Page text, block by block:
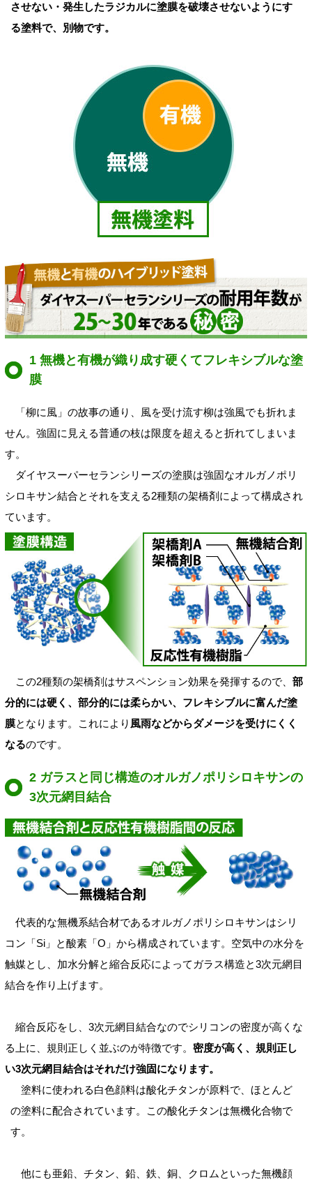
させない・発生したラジカルに塗膜を破壊させないようにす
る塗料で、別物です。
1 無機と有機が織り成す硬くてフレキシブルな塗
膜
「柳に風」の故事の通り、風を受け流す柳は強風でも折れま
せん。強固に見える普通の枝は限度を超えると折れてしまいま
す。
ダイヤスーパーセランシリーズの塗膜は強固なオルガノポリ
シロキサン結合とそれを支える2種類の架橋剤によって構成され
ています。
この2種類の架橋剤はサスペンション効果を発揮するので、 部
分的には硬く、部分的には柔らかい、フレキシブルに富んだ塗
膜となります。これにより 風雨などからダメージを受けにくく
なるのです。
2 ガラスと同じ構造のオルガノポリシロキサンの
3次元網目結合
代表的な無機系結合材であるオルガノポリシロキサンはシリ
コン「Si」と酸素「O」から構成されています。空気中の水分を
触媒とし、加水分解と縮合反応によってガラス構造と3次元網目
結合を作り上げます。
縮合反応をし、3次元網目結合なのでシリコンの密度が高くな
る上に、規則正しく並ぶのが特徴です。 密度が高く、規則正し
い3次元網目結合はそれだけ強固になります。
塗料に使われる白色顔料は酸化チタンが原料で、ほとんど
の塗料に配合されています。この酸化チタンは無機化合物で
す。
他にも亜鉛、チタン、鉛、鉄、銅、クロムといった無機顔